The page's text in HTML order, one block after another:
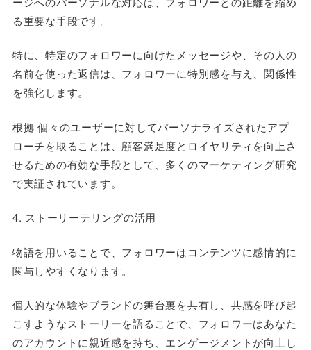
る重要な手段です。
特に、特定のフォロワーに向けたメッセージや、その人の
名前を使った返信は、フォロワーに特別感を与え、関係性
を強化します。
根拠 個々のユーザーに対してパーソナライズされたアプ
ローチを取ることは、顧客満足度とロイヤリティを向上さ
せるための有効な手段として、多くのマーケティング研究
で実証されています。
4. ストーリーテリングの活用
物語を用いることで、フォロワーはコンテンツに感情的に
関与しやすくなります。
個人的な体験やブランドの舞台裏を共有し、共感を呼び起
こすようなストーリーを語ることで、フォロワーはあなた
のアカウントに親近感を持ち、エンゲージメントが向上し